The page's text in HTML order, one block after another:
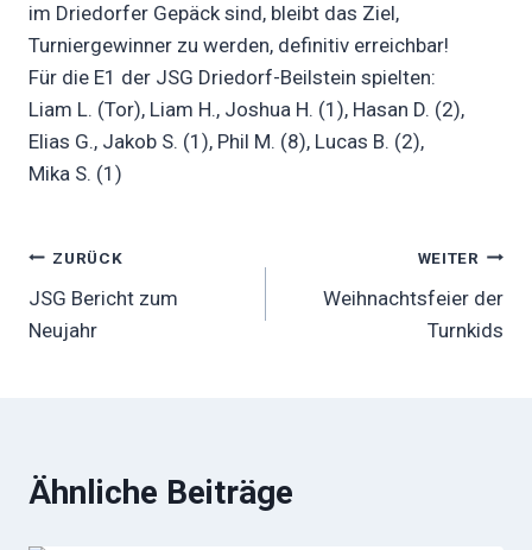
im Driedorfer Gepäck sind, bleibt das Ziel,
Turniergewinner zu werden, definitiv erreichbar!
Für die E1 der JSG Driedorf-Beilstein spielten:
Liam L. (Tor), Liam H., Joshua H. (1), Hasan D. (2),
Elias G., Jakob S. (1), Phil M. (8), Lucas B. (2),
Mika S. (1)
Beitragsnavigation
ZURÜCK
JSG Bericht zum
Neujahr
WEITER
Weihnachtsfeier der
Turnkids
Ähnliche Beiträge